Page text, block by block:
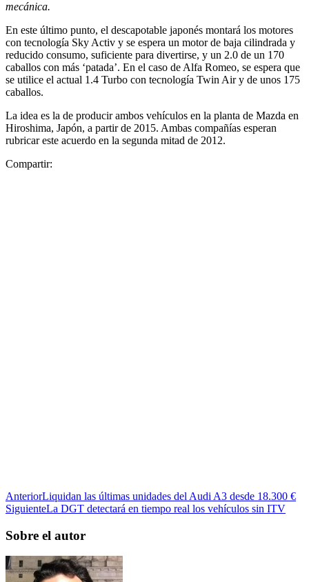
mecánica.
En este último punto, el descapotable japonés montará los motores
con tecnología Sky Activ y se espera un motor de baja cilindrada y
reducido consumo, suficiente para divertirse, y un 2.0 de un 170
caballos con más ‘patada’. En el caso de Alfa Romeo, se espera que
se utilice el actual 1.4 Turbo con tecnología Twin Air y de unos 175
caballos.
La idea es la de producir ambos vehículos en la planta de Mazda en
Hiroshima, Japón, a partir de 2015. Ambas compañías esperan
rubricar este acuerdo en la segunda mitad de 2012.
Compartir:
AnteriorLiquidan las últimas unidades del Audi A3 desde 18.300 €
SiguienteLa DGT detectará en tiempo real los vehículos sin ITV
Sobre el autor